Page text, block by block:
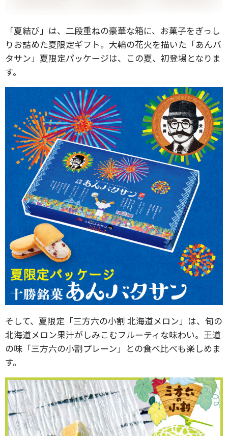
「夏結び」は、二段重ねの豪華な箱に、お菓子をぎっし
りお詰めた夏限定ギフト。大輪の花火を描いた「あんバ
タサン」夏限定パッケージは、この夏、初登場となりま
す。
そして、夏限定「三方六の小割 北海道メロン」は、旬の
北海道メロン果汁がしみこむフルーティな味わい。王道
の味「三方六の小割プレーン」との食べ比べも楽しめま
す。